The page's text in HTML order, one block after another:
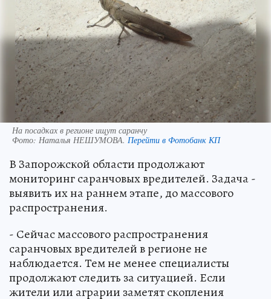
На посадках в регионе ищут саранчу
Фото: Наталья НЕШУМОВА. Перейти в Фотобанк КП
В Запорожской области продолжают
мониторинг саранчовых вредителей. Задача -
выявить их на раннем этапе, до массового
распространения.
- Сейчас массового распространения
саранчовых вредителей в регионе не
наблюдается. Тем не менее специалисты
продолжают следить за ситуацией. Если
жители или аграрии заметят скопления